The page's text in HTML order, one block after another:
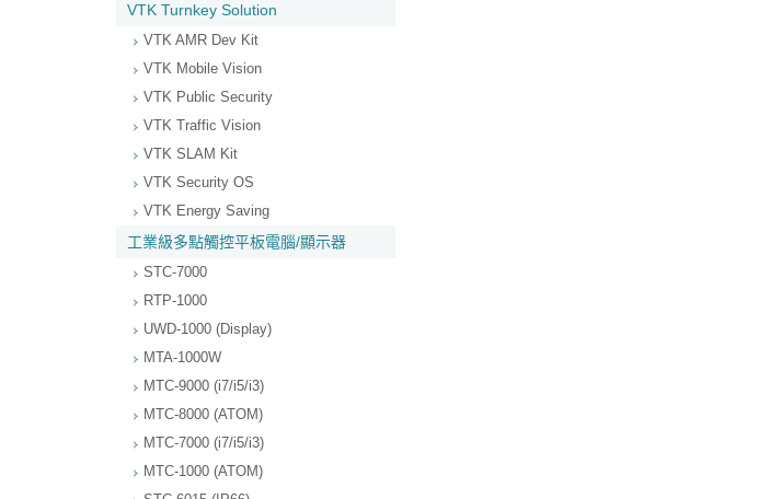
VTK Turnkey Solution
VTK AMR Dev Kit
VTK Mobile Vision
VTK Public Security
VTK Traffic Vision
VTK SLAM Kit
VTK Security OS
VTK Energy Saving
工業級多點觸控平板電腦/顯示器
STC-7000
RTP-1000
UWD-1000 (Display)
MTA-1000W
MTC-9000 (i7/i5/i3)
MTC-8000 (ATOM)
MTC-7000 (i7/i5/i3)
MTC-1000 (ATOM)